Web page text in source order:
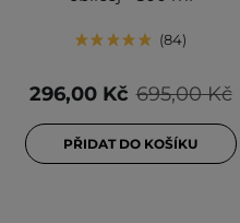
84
695,00 Kč
296,00 Kč
PŘIDAT DO KOŠÍKU